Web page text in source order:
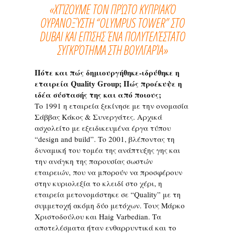
«XΤΊΖΟΥΜΕ ΤΟΝ ΠΡΏΤΟ ΚΥΠΡΙΑΚΌ
ΟΥΡΑΝΟΞΎΣΤΗ “OLYMPUS TOWER” ΣΤΟ
DUBAI ΚΑΙ ΕΠΊΣΗΣ ΈΝΑ ΠΟΛΥΤΕΛΈΣΤΑΤΟ
ΣΥΓΚΡΌΤΗΜΑ ΣΤΗ ΒΟΥΛΓΑΡΊΑ»
Πότε και πώς δημιουργήθηκε-ιδρύθηκε η
εταιρεία Quality Group; Πώς προέκυψε η
ιδέα σύστασής της και από ποιους;
Το 1991 η εταιρεία ξεκίνησε με την ονομασία
Σάββας Κάκος & Συνεργάτες. Αρχικά
ασχολείτο με εξειδικευμένα έργα τύπου
“design and build”. Το 2001, βλέποντας τη
δυναμική του τομέα της ανάπτυξης γης και
την ανάγκη της παρουσίας σωστών
εταιρειών, που να μπορούν να προσφέρουν
στην κυριολεξία το κλειδί στο χέρι, η
εταιρεία μετονομάστηκε σε “Quality” με τη
συμμετοχή ακόμη δύο μετόχων. Τους Μάρκο
Χριστοδούλου και Haig Varbedian. Τα
αποτελέσματα ήταν ενθαρρυντικά και το